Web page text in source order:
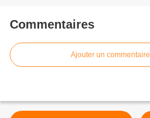
Commentaires
Ajouter un commentaire